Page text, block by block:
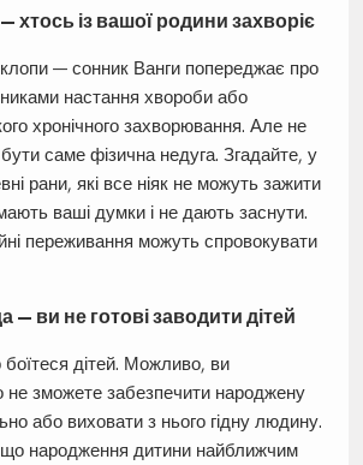
хтось із вашої родини захворіє
— сонник Ванги попереджає про
настання хвороби або
хронічного захворювання. Але не
саме фізична недуга. Згадайте, у
рани, які все ніяк не можуть зажити
ваші думки і не дають заснути.
переживання можуть спровокувати
ви не готові заводити дітей
боїтеся дітей. Можливо, ви
зможете забезпечити народжену
або виховати з нього гідну людину.
народження дитини найближчим